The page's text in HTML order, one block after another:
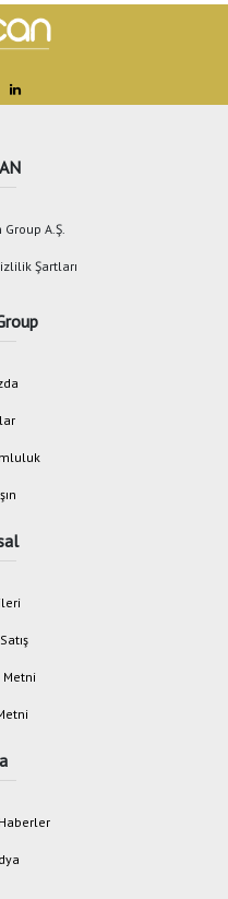
A.Ş.
Şartları
Metni